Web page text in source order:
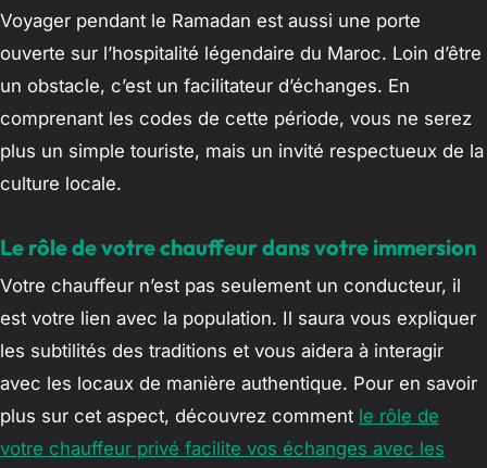
Voyager pendant le Ramadan est aussi une porte
ouverte sur l’hospitalité légendaire du Maroc. Loin d’être
un obstacle, c’est un facilitateur d’échanges. En
comprenant les codes de cette période, vous ne serez
plus un simple touriste, mais un invité respectueux de la
culture locale.
Le rôle de votre chauffeur dans votre immersion
Votre chauffeur n’est pas seulement un conducteur, il
est votre lien avec la population. Il saura vous expliquer
les subtilités des traditions et vous aidera à interagir
avec les locaux de manière authentique. Pour en savoir
plus sur cet aspect, découvrez comment le rôle de
votre chauffeur privé facilite vos échanges avec les